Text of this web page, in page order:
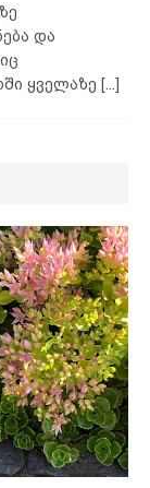
და
ყველაზე [...]